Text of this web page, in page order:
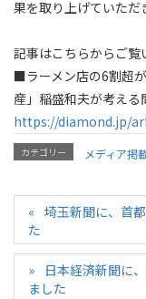
果を取り上げていただ
記事はこちらからご覧
■ラーメン店の6割超
産」稲盛和夫が考える
https://diamond.jp/
カテゴリー メディア掲
埼玉新聞に、首
た
日本経済新聞に
ました